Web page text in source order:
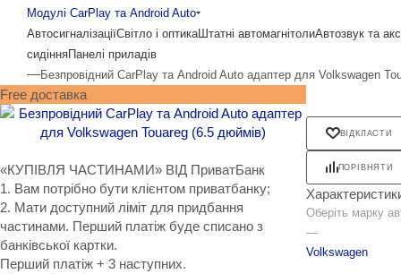
Модулі CarPlay та Android Auto
АвтосигналізаціїСвітло і оптикаШтатні автомагнітолиАвтозвук та
сидінняПанелі приладів
—Безпровідний CarPlay та Android Auto адаптер для Volkswagen
Free доставка
«КУПІВЛЯ ЧАСТИНАМИ» ВІД ПриватБанк
1. Вам потрібно бути клієнтом приватбанку;
2. Мати доступний ліміт для придбання
частинами. Перший платіж буде списано з
банківської картки.
Перший платіж + 3 наступних.
ВІДКЛАСТИ
ПОРІВНЯТИ
Оберіть марку
—
Volkswagen